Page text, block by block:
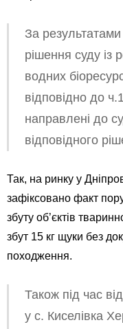
За
рішення суду із
водних
відповідно до
направлені до
відповідного
Так, на ринку у
зафіксовано факт
збуту об’єктів
збут 15 кг щуки без
походження.
Також під час
у с. Киселівка